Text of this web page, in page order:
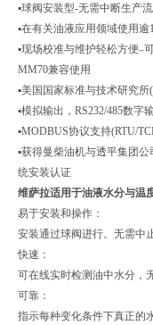
▪球阀安装型-无需中断生产
▪在有关油液应用领域使用
▪现场校准与维护轻松方便–
MM70兼容使用
▪美国国家标准与技术研究所
▪模拟输出，RS232/485数
▪MODBUS协议支持(RTU/
▪获得曼柴油机与透平集团
统安装认证
维萨拉适用于油液水分与温
易于安装和操作：
安装通过球阀进行。无需中
快速：
可在线实时检测油中水分，
可靠：
指示每种变化条件下真正的